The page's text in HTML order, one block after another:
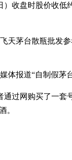
收盘时股价收
天茅台散瓶批发参
体报道“自制假茅
过网购买了一
。